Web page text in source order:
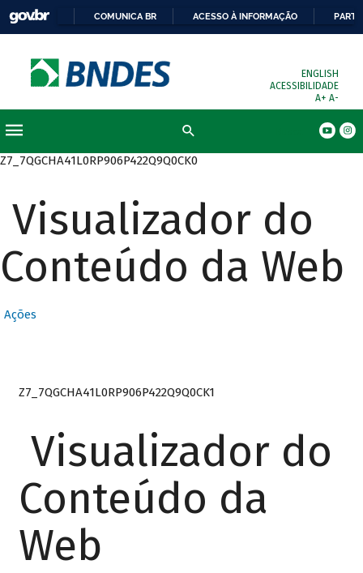
COMUNICA BR ACESSO À INFORMAÇÃO
ENGLISH
ACESSIBILIDADE
A+ A-
Z7_7QGCHA41L0RP906P422Q9Q0CK0
Visualizador do
Conteúdo da Web
Ações
Z7_7QGCHA41L0RP906P422Q9Q0CK1
Visualizador do
Conteúdo da
Web